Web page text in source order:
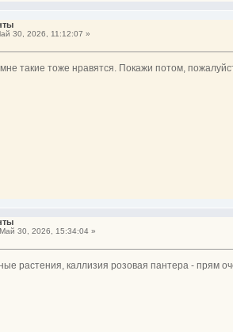
30, 2026, 11:12:07 »
такие тоже нравятся. Покажи потом,
30, 2026, 15:34:04 »
растения, каллизия розовая пантера - прям